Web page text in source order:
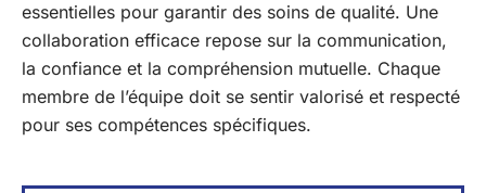
essentielles pour garantir des soins de qualité. Une
collaboration efficace repose sur la communication,
la confiance et la compréhension mutuelle. Chaque
membre de l’équipe doit se sentir valorisé et respecté
pour ses compétences spécifiques.